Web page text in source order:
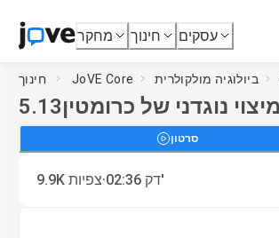
מחקר חינוך עסקים
חינוך JoVE Core ביולוגיה מולקולרית
5.13
סרטון
9.9K צפיות·02:36 דק'